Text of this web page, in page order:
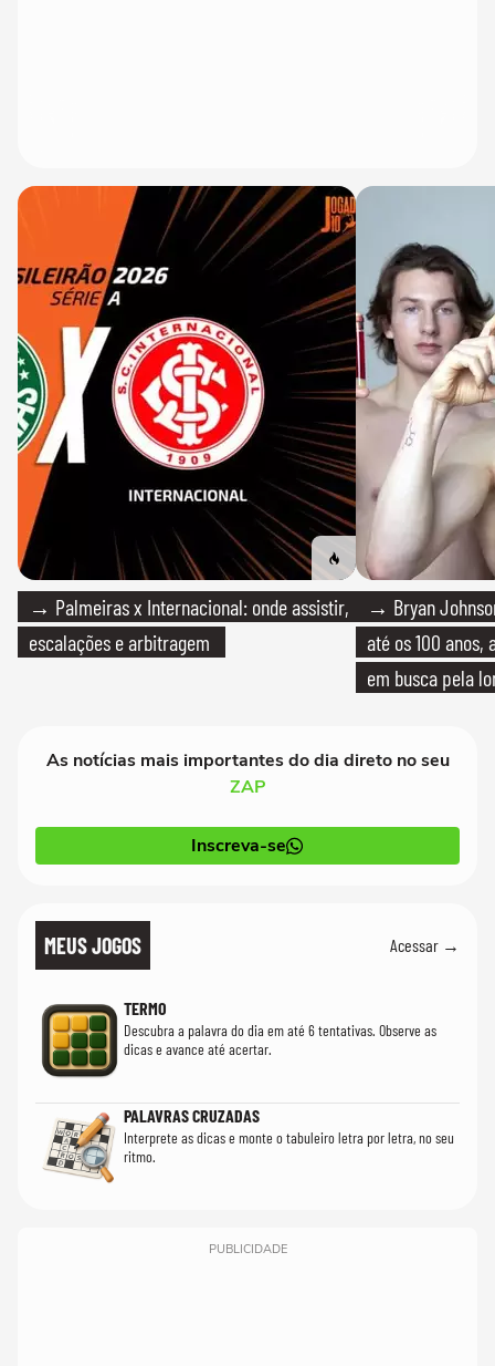
→ Palmeiras x Internacional: onde assistir,
escalações e arbitragem
→ Bryan
até os 100
em busca pela
As notícias mais importantes do dia direto no seu
ZAP
Inscreva-se
MEUS JOGOS Acessar →
TERMO
Descubra a palavra do dia em até 6 tentativas. Observe as
dicas e avance até acertar.
PALAVRAS CRUZADAS
Interprete as dicas e monte o tabuleiro letra por letra, no seu
ritmo.
PUBLICIDADE